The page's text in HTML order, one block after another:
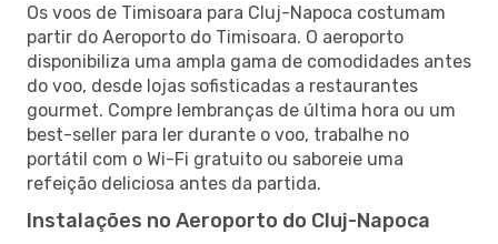
Os voos de Timisoara para Cluj-Napoca costumam
partir do Aeroporto do Timisoara. O aeroporto
disponibiliza uma ampla gama de comodidades antes
do voo, desde lojas sofisticadas a restaurantes
gourmet. Compre lembranças de última hora ou um
best-seller para ler durante o voo, trabalhe no
portátil com o Wi-Fi gratuito ou saboreie uma
refeição deliciosa antes da partida.
Instalações no Aeroporto do Cluj-Napoca